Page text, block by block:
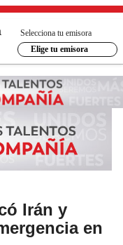
Selecciona tu emisora
Elige tu emisora
Irán y
en